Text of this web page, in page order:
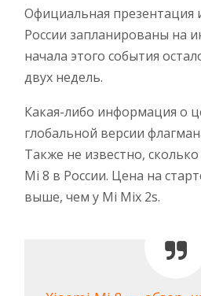
Официальная презентация
России запланированы на
начала этого события
двух недель.
Какая-либо информация о
глобальной версии
Также не известно,
Mi 8 в России. Цена на
выше, чем у Mi Mix 2s.